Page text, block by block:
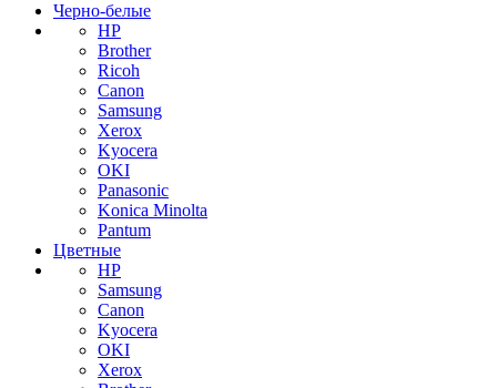
Черно-белые
HP
Brother
Ricoh
Canon
Samsung
Xerox
Kyocera
OKI
Panasonic
Konica Minolta
Pantum
Цветные
HP
Samsung
Canon
Kyocera
OKI
Xerox